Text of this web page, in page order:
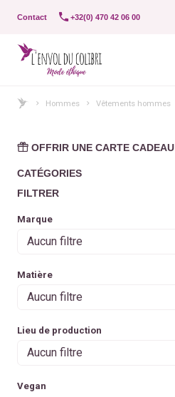
Contact +32(0) 470 42 06 00
Hommes Vêtements hommes
OFFRIR UNE CARTE CADEAU
CATÉGORIES
FILTRER
Marque
Aucun filtre
Matière
Aucun filtre
Lieu de production
Aucun filtre
Vegan